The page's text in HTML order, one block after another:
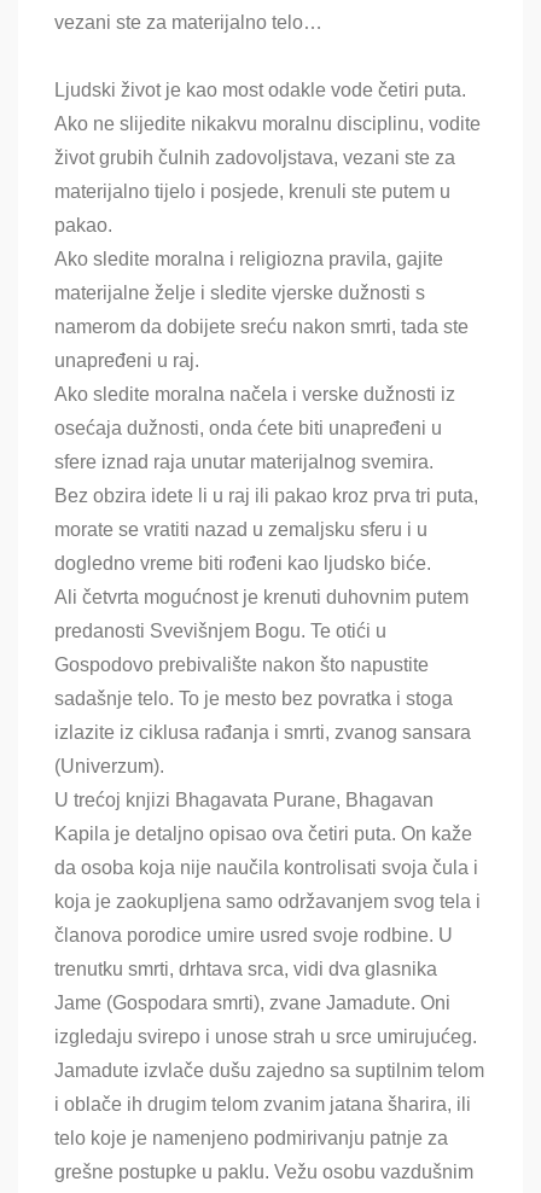
vezani ste za materijalno telo…
Ljudski život je kao most odakle vode četiri puta.
Ako ne slijedite nikakvu moralnu disciplinu, vodite
život grubih čulnih zadovoljstava, vezani ste za
materijalno tijelo i posjede, krenuli ste putem u
pakao.
Ako sledite moralna i religiozna pravila, gajite
materijalne želje i sledite vjerske dužnosti s
namerom da dobijete sreću nakon smrti, tada ste
unapređeni u raj.
Ako sledite moralna načela i verske dužnosti iz
osećaja dužnosti, onda ćete biti unapređeni u
sfere iznad raja unutar materijalnog svemira.
Bez obzira idete li u raj ili pakao kroz prva tri puta,
morate se vratiti nazad u zemaljsku sferu i u
dogledno vreme biti rođeni kao ljudsko biće.
Ali četvrta mogućnost je krenuti duhovnim putem
predanosti Svevišnjem Bogu. Te otići u
Gospodovo prebivalište nakon što napustite
sadašnje telo. To je mesto bez povratka i stoga
izlazite iz ciklusa rađanja i smrti, zvanog sansara
(Univerzum).
U trećoj knjizi Bhagavata Purane, Bhagavan
Kapila je detaljno opisao ova četiri puta. On kaže
da osoba koja nije naučila kontrolisati svoja čula i
koja je zaokupljena samo održavanjem svog tela i
članova porodice umire usred svoje rodbine. U
trenutku smrti, drhtava srca, vidi dva glasnika
Jame (Gospodara smrti), zvane Jamadute. Oni
izgledaju svirepo i unose strah u srce umirujućeg.
Jamadute izvlače dušu zajedno sa suptilnim telom
i oblače ih drugim telom zvanim jatana šharira, ili
telo koje je namenjeno podmirivanju patnje za
grešne postupke u paklu. Vežu osobu vazdušnim